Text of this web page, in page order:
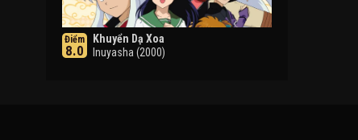
Điểm
8.0
Khuyển Dạ Xoa
Inuyasha (2000)